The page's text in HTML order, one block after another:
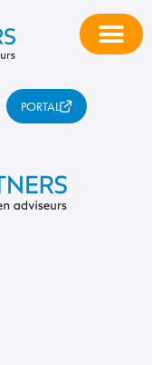
PORTAL